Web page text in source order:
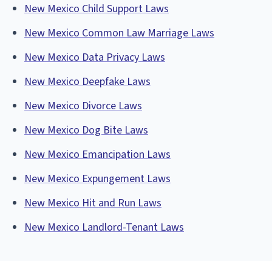
New Mexico Child Support Laws
New Mexico Common Law Marriage Laws
New Mexico Data Privacy Laws
New Mexico Deepfake Laws
New Mexico Divorce Laws
New Mexico Dog Bite Laws
New Mexico Emancipation Laws
New Mexico Expungement Laws
New Mexico Hit and Run Laws
New Mexico Landlord-Tenant Laws